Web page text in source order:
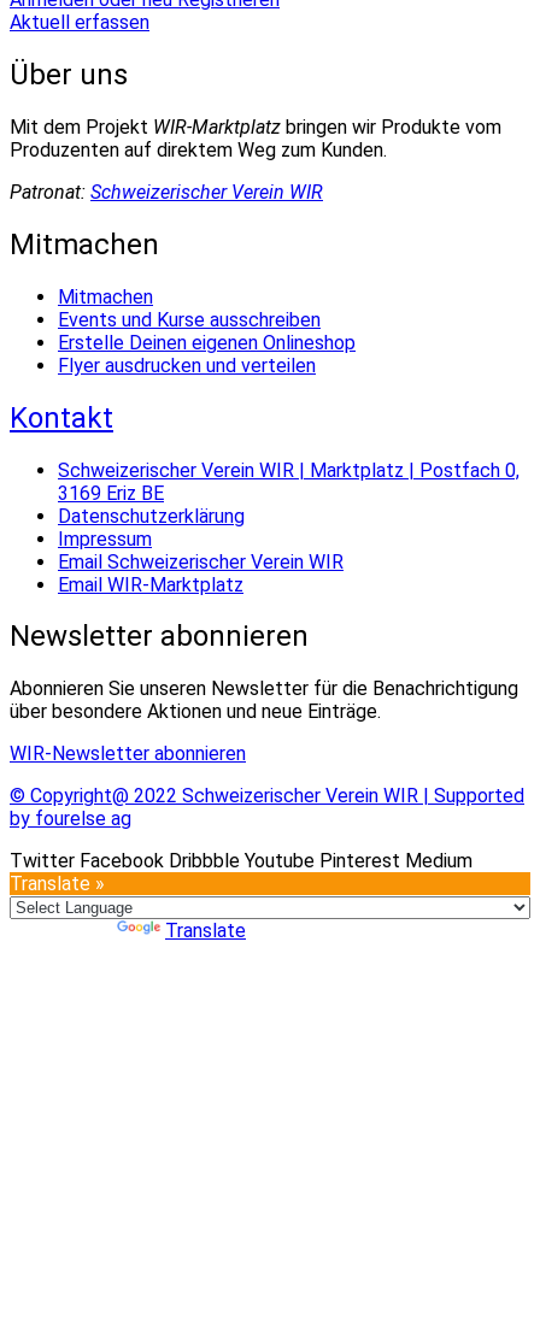
Aktuell erfassen
Über uns
Mit dem Projekt WIR-Marktplatz bringen wir Produkte vom
Produzenten auf direktem Weg zum Kunden.
Patronat: Schweizerischer Verein WIR
Mitmachen
Mitmachen
Events und Kurse ausschreiben
Erstelle Deinen eigenen Onlineshop
Flyer ausdrucken und verteilen
Kontakt
Schweizerischer Verein WIR | Marktplatz | Postfach 0,
3169 Eriz BE
Datenschutzerklärung
Impressum
Email Schweizerischer Verein WIR
Email WIR-Marktplatz
Newsletter abonnieren
Abonnieren Sie unseren Newsletter für die Benachrichtigung
über besondere Aktionen und neue Einträge.
WIR-Newsletter abonnieren
© Copyright@ 2022 Schweizerischer Verein WIR | Supported
by fourelse ag
Twitter Facebook Dribbble Youtube Pinterest Medium
Translate »
Translate